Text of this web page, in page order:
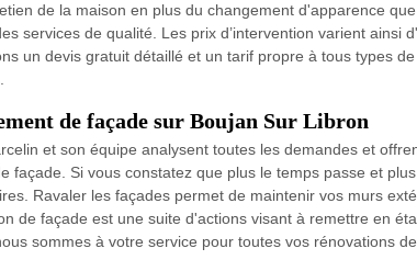
de la maison en plus du changement d'apparence
services de qualité. Les prix d’intervention varient ainsi
un devis gratuit détaillé et un tarif propre à tous types
de façade sur Boujan Sur Libron
et son équipe analysent toutes les demandes et
façade. Si vous constatez que plus le temps passe et
Ravaler les façades permet de maintenir vos murs
de façade est une suite d'actions visant à remettre en
sommes à votre service pour toutes vos rénovations de